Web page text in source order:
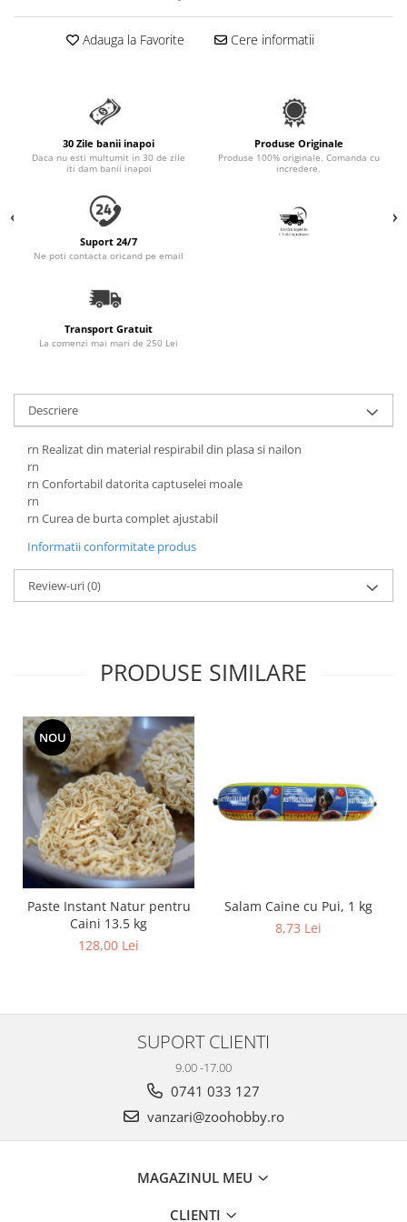
Accesorii Auto & Bicicletă
Accesorii Acasă și Mobilier
Dresaj & Sport
Adauga la Favorite Cere informatii
30 Zile banii inapoi
Daca nu esti multumit in 30 de zile
iti dam banii inapoi
Produse Originale
Produse 100% originale. Comanda cu
incredere.
Suport 24/7
Ne poti contacta oricand pe email
Transport Gratuit
La comenzi mai mari de 250 Lei
Descriere
rn Realizat din material respirabil din plasa si nailon
rn
rn Confortabil datorita captuselei moale
rn
rn Curea de burta complet ajustabil
Informatii conformitate produs
Review-uri(0)
PRODUSE SIMILARE
NOU
Paste Instant Natur pentru
Caini 13.5 kg
128,00 Lei
Salam Caine cu Pui, 1 kg
8,73 Lei
SUPORT CLIENTI
9.00 -17.00
0741 033 127
vanzari@zoohobby.ro
MAGAZINUL MEU
CLIENTI